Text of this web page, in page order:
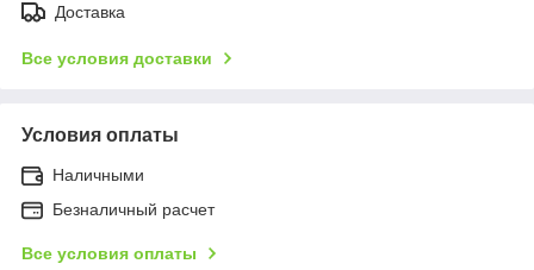
Доставка
Все условия доставки
Условия оплаты
Наличными
Безналичный расчет
Все условия оплаты